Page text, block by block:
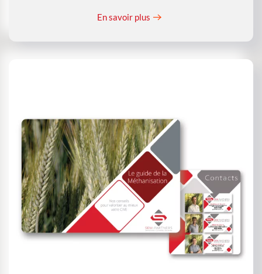
En savoir plus